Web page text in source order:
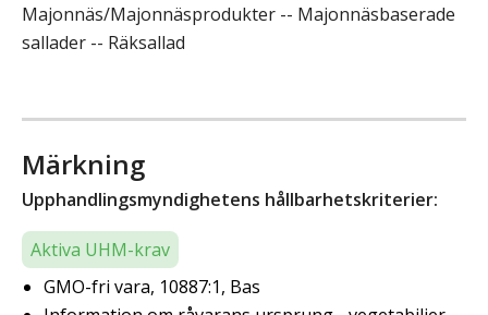
Majonnäs/Majonnäsprodukter -- Majonnäsbaserade
sallader -- Räksallad
Märkning
Upphandlingsmyndighetens hållbarhetskriterier:
Aktiva UHM-krav
GMO-fri vara, 10887:1, Bas